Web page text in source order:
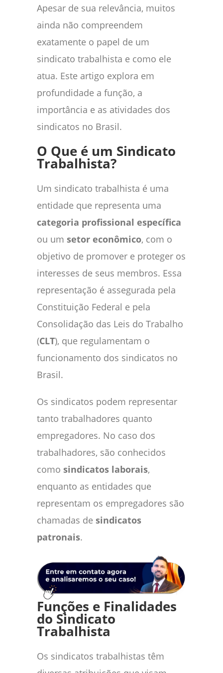
Apesar de sua relevância, muitos
ainda não compreendem
exatamente o papel de um
sindicato trabalhista e como ele
atua. Este artigo explora em
profundidade a função, a
importância e as atividades dos
sindicatos no Brasil.
O Que é um Sindicato
Trabalhista?
Um sindicato trabalhista é uma
entidade que representa uma
categoria profissional específica
ou um setor econômico, com o
objetivo de promover e proteger os
interesses de seus membros. Essa
representação é assegurada pela
Constituição Federal e pela
Consolidação das Leis do Trabalho
(CLT), que regulamentam o
funcionamento dos sindicatos no
Brasil.
Os sindicatos podem representar
tanto trabalhadores quanto
empregadores. No caso dos
trabalhadores, são conhecidos
como sindicatos laborais,
enquanto as entidades que
representam os empregadores são
chamadas de sindicatos
patronais.
Funções e Finalidades
do Sindicato
Trabalhista
Os sindicatos trabalhistas têm